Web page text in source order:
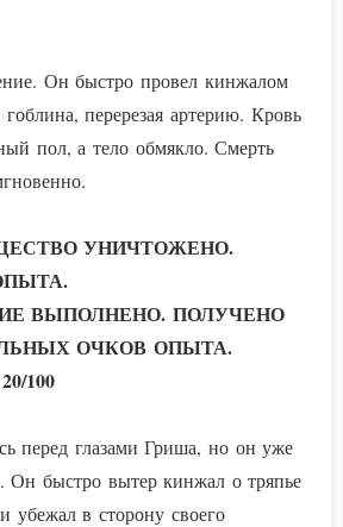
Он быстро провел кинжалом
перерезая артерию. Кровь
пол, а тело обмякло. Смерть
УНИЧТОЖЕНО.
ВЫПОЛНЕНО. ПОЛУЧЕНО
ОЧКОВ ОПЫТА.
100
перед глазами Гриша, но он уже
Он быстро вытер кинжал о тряпье
убежал в сторону своего